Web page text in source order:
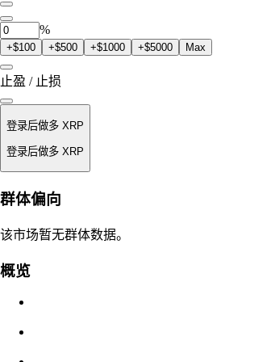
%
+$100 +$500 +$1000 +$5000 Max
止盈 / 止损
登录后做多 XRP
登录后做多 XRP
强平价
不适用
订单价值
群体偏向
该市场暂无群体数据。
概览